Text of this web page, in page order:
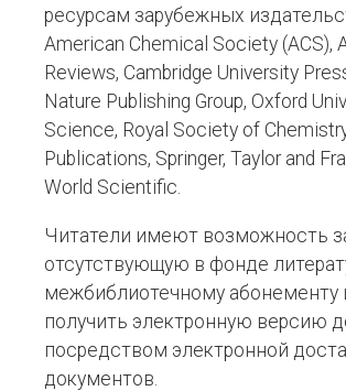
ресурсам зарубежных
American Chemical Society (ACS),
Reviews, Cambridge University
Nature Publishing Group, Oxford
Science, Royal Society of
Publications, Springer, Taylor and
World Scientific.
Читатели имеют возможность
отсутствующую в фонде
межбиблиотечному абонементу
получить электронную версию
посредством электронной
документов.